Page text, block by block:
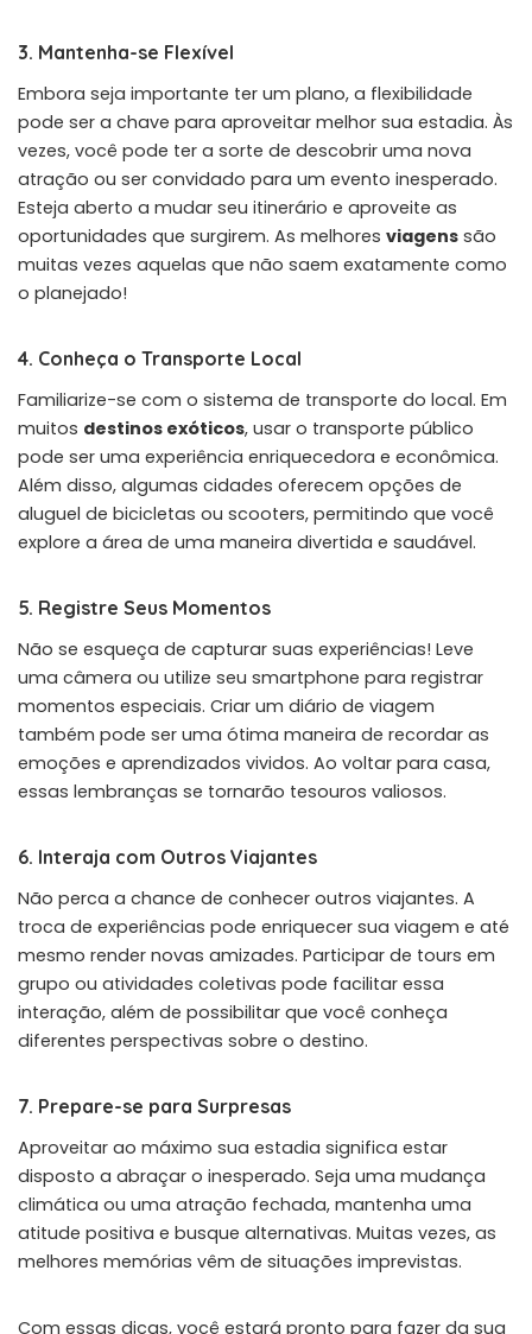
3. Mantenha-se Flexível
Embora seja importante ter um plano, a flexibilidade
pode ser a chave para aproveitar melhor sua estadia. Às
vezes, você pode ter a sorte de descobrir uma nova
atração ou ser convidado para um evento inesperado.
Esteja aberto a mudar seu itinerário e aproveite as
oportunidades que surgirem. As melhores viagens são
muitas vezes aquelas que não saem exatamente como
o planejado!
4. Conheça o Transporte Local
Familiarize-se com o sistema de transporte do local. Em
muitos destinos exóticos, usar o transporte público
pode ser uma experiência enriquecedora e econômica.
Além disso, algumas cidades oferecem opções de
aluguel de bicicletas ou scooters, permitindo que você
explore a área de uma maneira divertida e saudável.
5. Registre Seus Momentos
Não se esqueça de capturar suas experiências! Leve
uma câmera ou utilize seu smartphone para registrar
momentos especiais. Criar um diário de viagem
também pode ser uma ótima maneira de recordar as
emoções e aprendizados vividos. Ao voltar para casa,
essas lembranças se tornarão tesouros valiosos.
6. Interaja com Outros Viajantes
Não perca a chance de conhecer outros viajantes. A
troca de experiências pode enriquecer sua viagem e até
mesmo render novas amizades. Participar de tours em
grupo ou atividades coletivas pode facilitar essa
interação, além de possibilitar que você conheça
diferentes perspectivas sobre o destino.
7. Prepare-se para Surpresas
Aproveitar ao máximo sua estadia significa estar
disposto a abraçar o inesperado. Seja uma mudança
climática ou uma atração fechada, mantenha uma
atitude positiva e busque alternativas. Muitas vezes, as
melhores memórias vêm de situações imprevistas.
Com essas dicas, você estará pronto para fazer da sua